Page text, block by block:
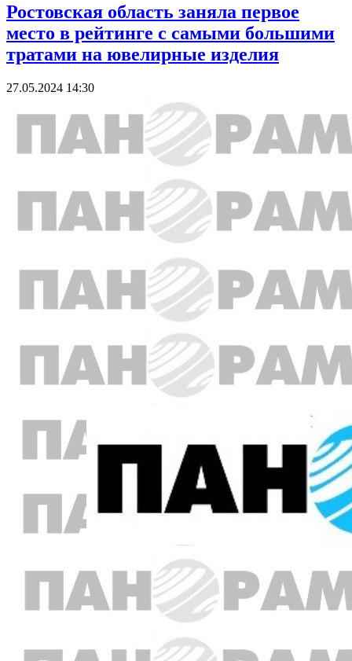
Ростовская область заняла первое
место в рейтинге с самыми большими
тратами на ювелирные изделия
27.05.2024 14:30